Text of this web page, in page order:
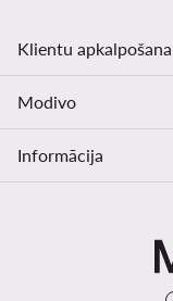
Klientu apkalpošana
Modivo
Informācija